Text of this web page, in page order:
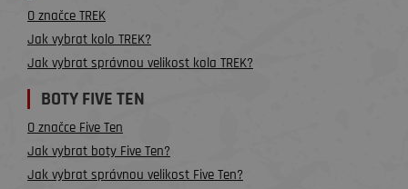
O značce TREK
Jak vybrat kolo TREK?
Jak vybrat správnou velikost kola TREK?
BOTY FIVE TEN
O značce Five Ten
Jak vybrat boty Five Ten?
Jak vybrat správnou velikost Five Ten?